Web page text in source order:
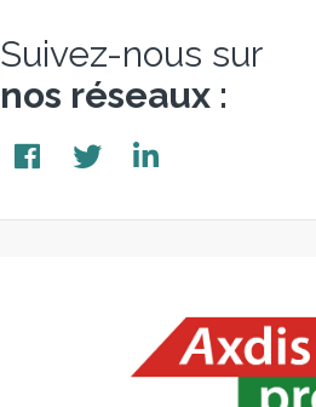
Suivez-nous sur
nos réseaux :